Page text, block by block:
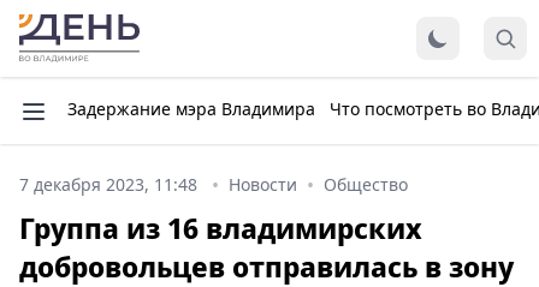
Задержание мэра Владимира Что посмотреть во
7 декабря 2023, 11:48 Новости Общество
Группа из 16 владимирских
добровольцев отправилась в зону